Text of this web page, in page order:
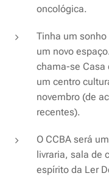
oncológica.
Tinha um
um novo
chama-se Casa
um centro
novembro (de
recentes).
O CCBA será
livraria, sala de
espírito da Ler